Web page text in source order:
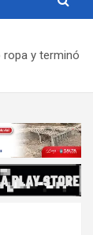
ropa y terminó